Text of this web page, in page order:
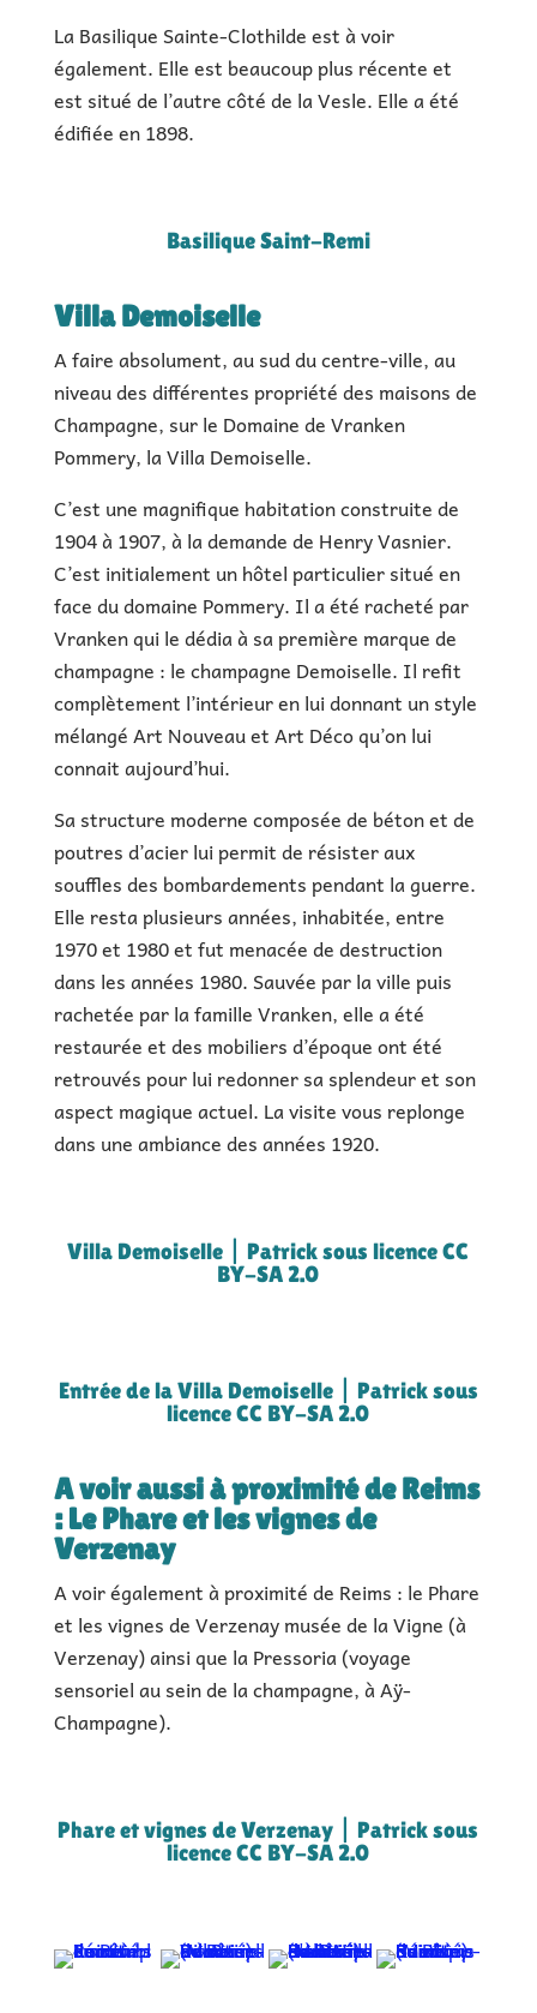
La Basilique Sainte-Clothilde est à voir
également. Elle est beaucoup plus récente et
est situé de l’autre côté de la Vesle. Elle a été
édifiée en 1898.
Basilique Saint-Remi
Villa Demoiselle
A faire absolument, au sud du centre-ville, au
niveau des différentes propriété des maisons de
Champagne, sur le Domaine de Vranken
Pommery, la Villa Demoiselle.
C’est une magnifique habitation construite de
1904 à 1907, à la demande de Henry Vasnier.
C’est initialement un hôtel particulier situé en
face du domaine Pommery. Il a été racheté par
Vranken qui le dédia à sa première marque de
champagne : le champagne Demoiselle. Il refit
complètement l’intérieur en lui donnant un style
mélangé Art Nouveau et Art Déco qu’on lui
connait aujourd’hui.
Sa structure moderne composée de béton et de
poutres d’acier lui permit de résister aux
souffles des bombardements pendant la guerre.
Elle resta plusieurs années, inhabitée, entre
1970 et 1980 et fut menacée de destruction
dans les années 1980. Sauvée par la ville puis
rachetée par la famille Vranken, elle a été
restaurée et des mobiliers d’époque ont été
retrouvés pour lui redonner sa splendeur et son
aspect magique actuel. La visite vous replonge
dans une ambiance des années 1920.
Villa Demoiselle | Patrick sous licence CC
BY-SA 2.0
Entrée de la Villa Demoiselle | Patrick sous
licence CC BY-SA 2.0
A voir aussi à proximité de Reims
: Le Phare et les vignes de
Verzenay
A voir également à proximité de Reims : le Phare
et les vignes de Verzenay musée de la Vigne (à
Verzenay) ainsi que la Pressoria (voyage
sensoriel au sein de la champagne, à Aÿ-
Champagne).
Phare et vignes de Verzenay | Patrick sous
licence CC BY-SA 2.0